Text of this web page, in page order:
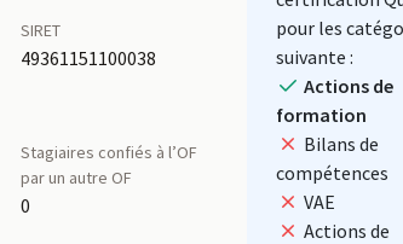
SIRET
49361151100038
Stagiaires confiés à l’OF
par un autre OF
0
pour les
suivante :
Actions de
formation
Bilans de
compétences
VAE
Actions de